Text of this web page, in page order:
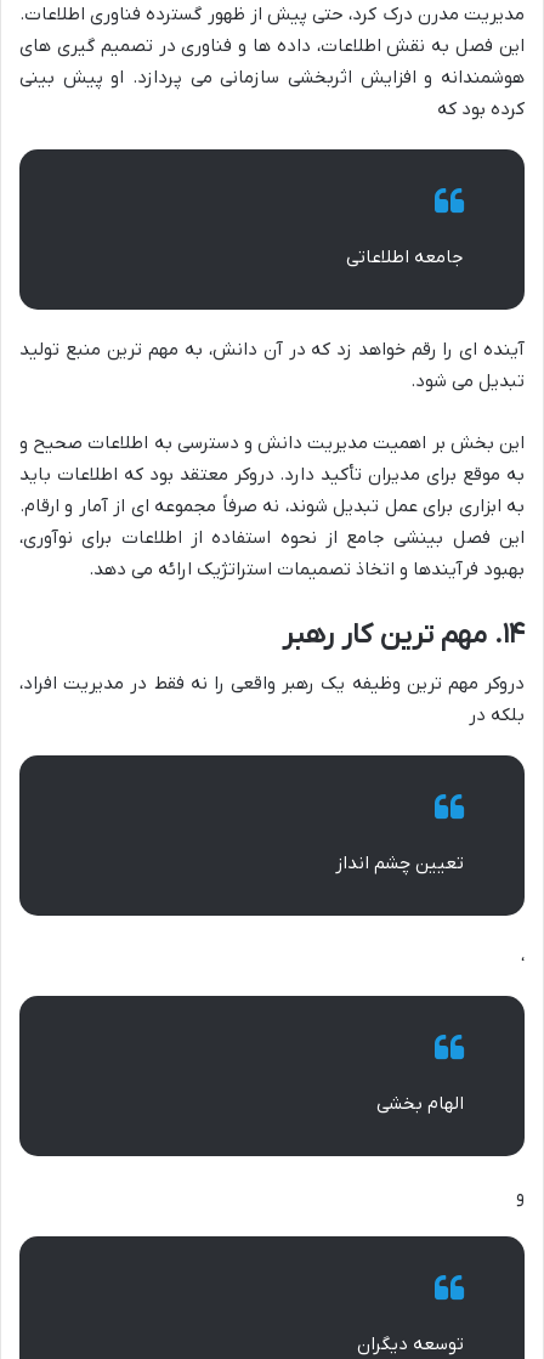
مدیریت مدرن درک کرد، حتی پیش از ظهور گسترده فناوری اطلاعات.
این فصل به نقش اطلاعات، داده ها و فناوری در تصمیم گیری های
هوشمندانه و افزایش اثربخشی سازمانی می پردازد. او پیش بینی
کرده بود که
جامعه اطلاعاتی
آینده ای را رقم خواهد زد که در آن دانش، به مهم ترین منبع تولید
تبدیل می شود.
این بخش بر اهمیت مدیریت دانش و دسترسی به اطلاعات صحیح و
به موقع برای مدیران تأکید دارد. دروکر معتقد بود که اطلاعات باید
به ابزاری برای عمل تبدیل شوند، نه صرفاً مجموعه ای از آمار و ارقام.
این فصل بینشی جامع از نحوه استفاده از اطلاعات برای نوآوری،
بهبود فرآیندها و اتخاذ تصمیمات استراتژیک ارائه می دهد.
۱۴. مهم ترین کار رهبر
دروکر مهم ترین وظیفه یک رهبر واقعی را نه فقط در مدیریت افراد،
بلکه در
تعیین چشم انداز
،
الهام بخشی
و
توسعه دیگران